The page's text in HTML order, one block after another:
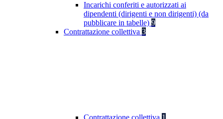
Incarichi conferiti e autorizzati ai
dipendenti (dirigenti e non dirigenti) (da
pubblicare in tabelle) 9
Contrattazione collettiva 3